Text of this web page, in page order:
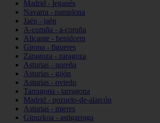
Madrid - leganés
Navarra - pamplona
Jaén - jaén
A-coruña - a-coruña
Alicante - benidorm
Girona - figueres
Zaragoza - zaragoza
Asturias - noreña
Asturias - gijón
Asturias - oviedo
Tarragona - tarragona
Madrid - pozuelo-de-alarcón
Asturias - mieres
Gipuzkoa - astigarraga